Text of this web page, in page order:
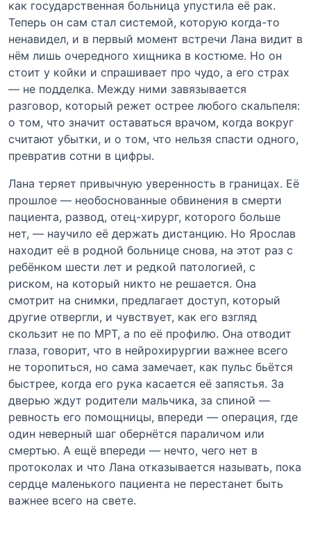
как государственная больница упустила её рак.
Теперь он сам стал системой, которую когда-то
ненавидел, и в первый момент встречи Лана видит в
нём лишь очередного хищника в костюме. Но он
стоит у койки и спрашивает про чудо, а его страх
— не подделка. Между ними завязывается
разговор, который режет острее любого скальпеля:
о том, что значит оставаться врачом, когда вокруг
считают убытки, и о том, что нельзя спасти одного,
превратив сотни в цифры.
Лана теряет привычную уверенность в границах. Её
прошлое — необоснованные обвинения в смерти
пациента, развод, отец-хирург, которого больше
нет, — научило её держать дистанцию. Но Ярослав
находит её в родной больнице снова, на этот раз с
ребёнком шести лет и редкой патологией, с
риском, на который никто не решается. Она
смотрит на снимки, предлагает доступ, который
другие отвергли, и чувствует, как его взгляд
скользит не по МРТ, а по её профилю. Она отводит
глаза, говорит, что в нейрохирургии важнее всего
не торопиться, но сама замечает, как пульс бьётся
быстрее, когда его рука касается её запястья. За
дверью ждут родители мальчика, за спиной —
ревность его помощницы, впереди — операция, где
один неверный шаг обернётся параличом или
смертью. А ещё впереди — нечто, чего нет в
протоколах и что Лана отказывается называть, пока
сердце маленького пациента не перестанет быть
важнее всего на свете.